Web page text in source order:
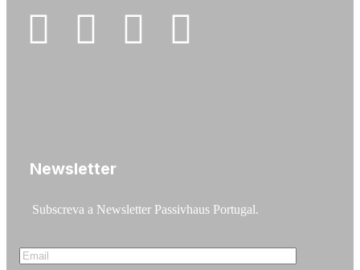
Newsletter
Subscreva a Newsletter Passivhaus Portugal.